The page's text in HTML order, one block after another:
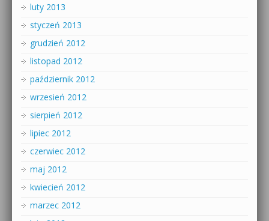
luty 2013
styczeń 2013
grudzień 2012
listopad 2012
październik 2012
wrzesień 2012
sierpień 2012
lipiec 2012
czerwiec 2012
maj 2012
kwiecień 2012
marzec 2012